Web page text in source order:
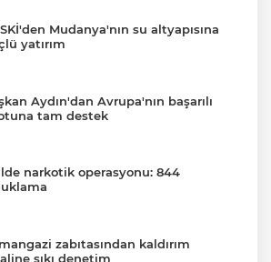
Mudanya'nın su altyapısına
yatırım
Aydın'dan Avrupa'nın başarılı
tam destek
narkotik operasyonu: 844
zabıtasından kaldırım
sıkı denetim